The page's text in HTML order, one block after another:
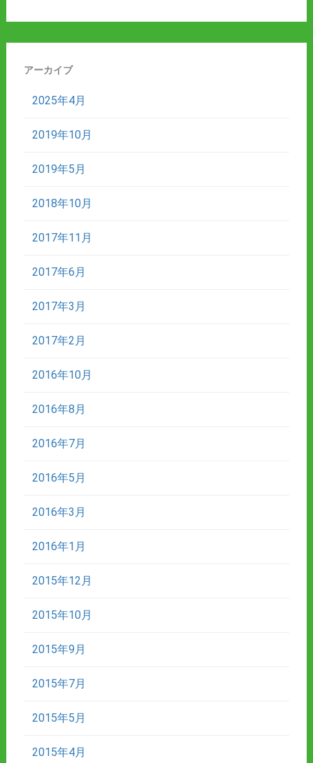
アーカイブ
2025年4月
2019年10月
2019年5月
2018年10月
2017年11月
2017年6月
2017年3月
2017年2月
2016年10月
2016年8月
2016年7月
2016年5月
2016年3月
2016年1月
2015年12月
2015年10月
2015年9月
2015年7月
2015年5月
2015年4月